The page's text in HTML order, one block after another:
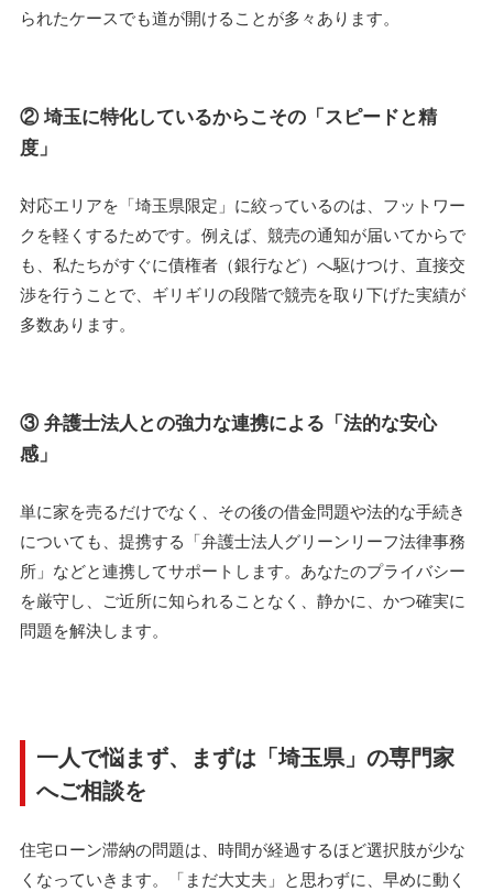
られたケースでも道が開けることが多々あります。
② 埼玉に特化しているからこその「スピードと精
度」
対応エリアを「埼玉県限定」に絞っているのは、フットワー
クを軽くするためです。例えば、競売の通知が届いてからで
も、私たちがすぐに債権者（銀行など）へ駆けつけ、直接交
渉を行うことで、ギリギリの段階で競売を取り下げた実績が
多数あります。
③ 弁護士法人との強力な連携による「法的な安心
感」
単に家を売るだけでなく、その後の借金問題や法的な手続き
についても、提携する「弁護士法人グリーンリーフ法律事務
所」などと連携してサポートします。あなたのプライバシー
を厳守し、ご近所に知られることなく、静かに、かつ確実に
問題を解決します。
一人で悩まず、まずは「埼玉県」の専門家
へご相談を
住宅ローン滞納の問題は、時間が経過するほど選択肢が少な
くなっていきます。「まだ大丈夫」と思わずに、早めに動く